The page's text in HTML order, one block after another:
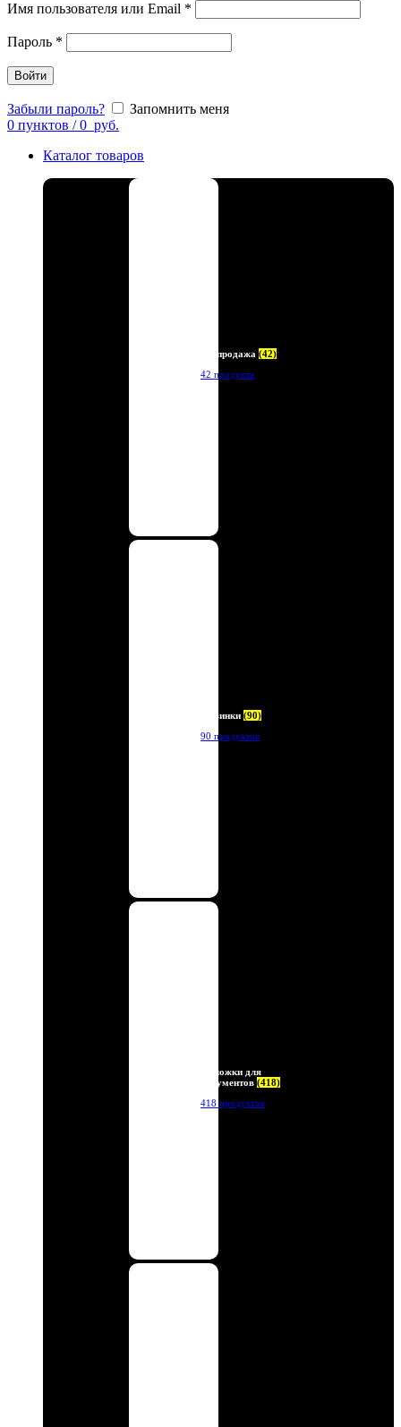
Имя пользователя или Email *
Пароль *
Войти
Забыли пароль?
Запомнить меня
0 пунктов / 0 руб.
Каталог товаров
Распродажа (42)
42 продукта
Новинки (90)
90 продуктов
Обложки для
документов (418)
418 продуктов